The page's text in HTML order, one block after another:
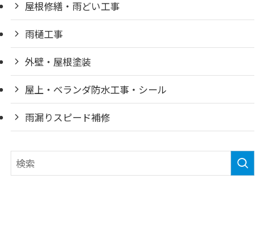
屋根修繕・雨どい工事
雨樋工事
外壁・屋根塗装
屋上・ベランダ防水工事・シール
雨漏りスピード補修